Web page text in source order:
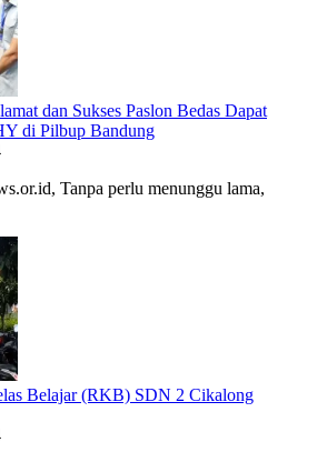
dan Sukses Paslon Bedas Dapat
di Pilbup Bandung
Tanpa perlu menunggu lama,
Belajar (RKB) SDN 2 Cikalong